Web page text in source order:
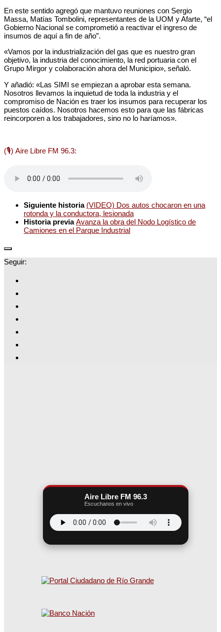
En este sentido agregó que mantuvo reuniones con Sergio
Massa, Matías Tombolini, representantes de la UOM y Afarte, “el
Gobierno Nacional se comprometió a reactivar el ingreso de
insumos de aquí a fin de año”.
«Vamos por la industrialización del gas que es nuestro gran
objetivo, la industria del conocimiento, la red portuaria con el
Grupo Mirgor y colaboración ahora del Municipio», señaló.
Y añadió: «Las SIMI se empiezan a aprobar esta semana.
Nosotros llevamos la inquietud de toda la industria y el
compromiso de Nación es traer los insumos para recuperar los
puestos caídos. Nosotros hacemos esto para que las fábricas
reincorporen a los trabajadores, sino no lo haríamos».
(🎙) Aire Libre FM 96.3:
Siguiente historia (VIDEO) Dos autos chocaron en una
rotonda y la conductora, lesionada
Historia previaAvanza la obra del Nodo Logístico de
Camiones en el Parque Industrial
Seguir:
Aire Libre FM 96.3
Escuchanos en vivo